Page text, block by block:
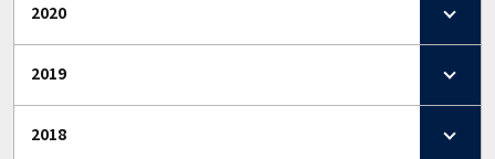
2020
2019
2018